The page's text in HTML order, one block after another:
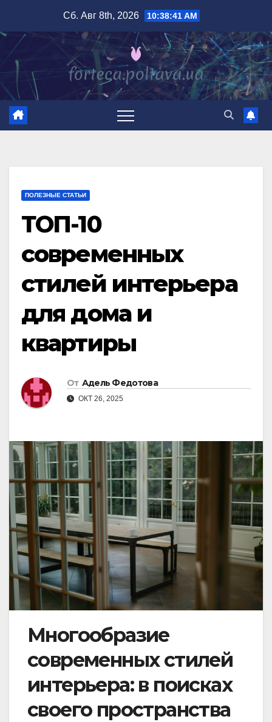
содержимому
Сб. Авг 8th, 2026 10:38:42 AM
ПОЛЕЗНЫЕ СТАТЬИ
ТОП-10
современных
стилей интерьера
для дома и
квартиры
От Адель Федотова
ОКТ 26, 2025
Многообразие
современных стилей
интерьера: в поисках
своего пространства